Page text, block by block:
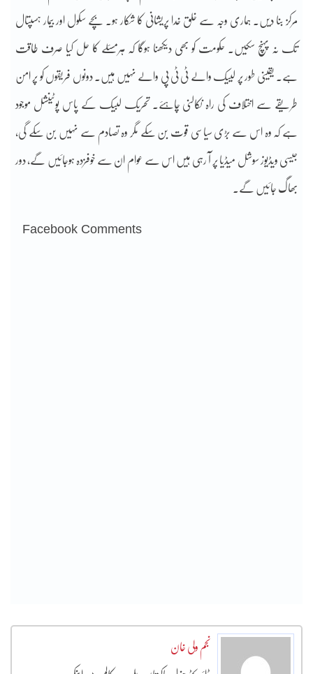
مرکز بنا دیں۔ ہماری وجہ سے خلق خدا پریشانی کا شکار ہو۔ بچے سکول اور بیمار ہسپتال
تک نہ پہنچ سکیں۔ حکومت کو بھی دیکھنا ہوگا کہ ہرمسئلے کا حل کیا صرف طاقت
ہے۔ یقینی طور پر لییک والے ٹی ٹی پی والے نہیں ہیں۔ دونوں فریقوں کو پر امن
طریقے سے اختلاف کی راہ نکالنی چاہئے۔ تحریک لبیک کے پاس پوٹینشل موجود
ہے کہ وہ اس سے بڑی سیاسی قوت بن سکے مگر وہ تصادم سے نہیں بن سکے گی،
جیسی ویڈیوز سوشل میڈیا پر آ رہی ہیں اس سے عوام ان سے خوفزدہ ہوجائیں گے، دور
بھاگ جائیں گے۔
Facebook Comments
نجم ولی خان